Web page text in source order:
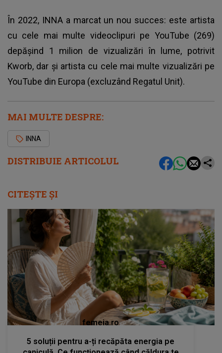
DISTRIBUIE ARTICOLUL
În 2022, INNA a marcat un nou succes: este artista
cu cele mai multe videoclipuri pe YouTube (269)
depășind 1 milion de vizualizări în lume, potrivit
Kworb, dar și artista cu cele mai multe vizualizări pe
YouTube din Europa (excluzând Regatul Unit).
MAI MULTE DESPRE:
INNA
CITEȘTE ȘI
femeia.ro
5 soluții pentru a-ți recăpăta energia pe